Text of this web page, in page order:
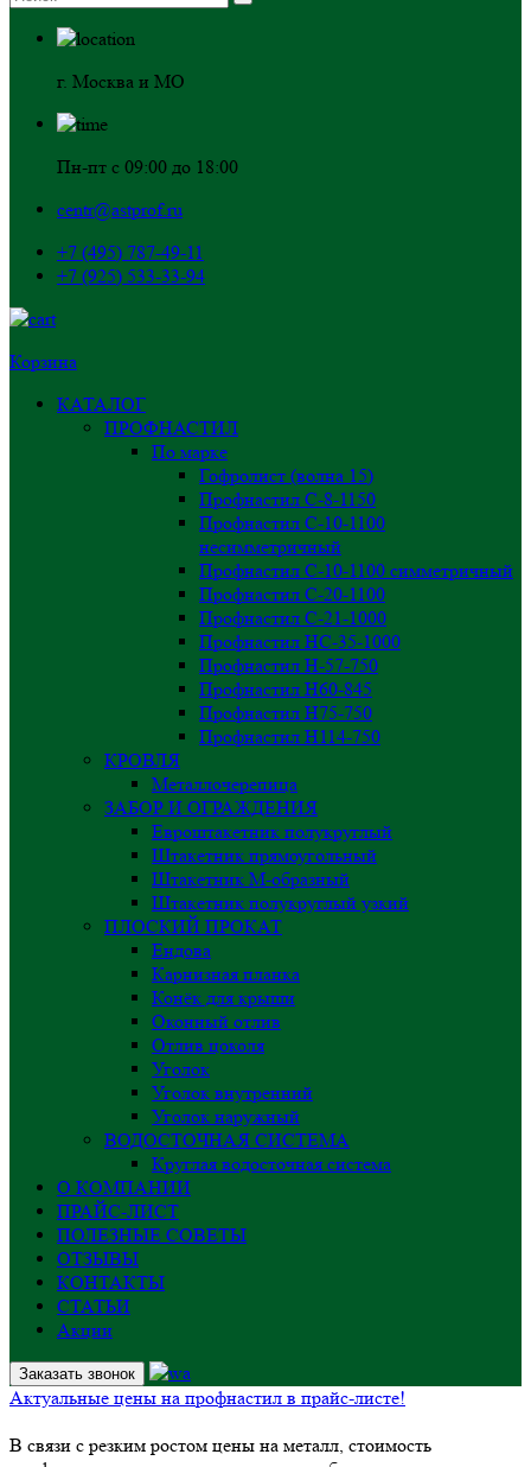
г. Москва и МО
Пн-пт с 09:00 до 18:00
centr@astprof.ru
+7 (495) 787-49-11
+7 (925) 533-33-94
Корзина
КАТАЛОГ
ПРОФНАСТИЛ
По марке
Гофролист (волна 15)
Профнастил С-8-1150
Профнастил С-10-1100
несимметричный
Профнастил С-10-1100 симметричный
Профнастил С-20-1100
Профнастил С-21-1000
Профнастил НС-35-1000
Профнастил H-57-750
Профнастил Н60-845
Профнастил Н75-750
Профнастил Н114-750
КРОВЛЯ
Металлочерепица
ЗАБОР И ОГРАЖДЕНИЯ
Евроштакетник полукруглый
Штакетник прямоугольный
Штакетник М-образный
Штакетник полукруглый узкий
ПЛОСКИЙ ПРОКАТ
Ендова
Карнизная планка
Конёк для крыши
Оконный отлив
Отлив цоколя
Уголок
Уголок внутренний
Уголок наружный
ВОДОСТОЧНАЯ СИСТЕМА
Круглая водосточная система
О КОМПАНИИ
ПРАЙС-ЛИСТ
ПОЛЕЗНЫЕ СОВЕТЫ
ОТЗЫВЫ
КОНТАКТЫ
СТАТЬИ
Акции
Заказать звонок
Актуальные цены на профнастил в прайс-листе!
В связи с резким ростом цены на металл, стоимость